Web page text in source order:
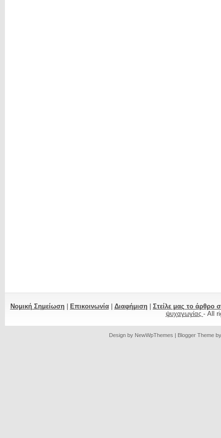
Νομική Σημείωση| Επικοινωνία| Διαφήμιση| Στείλε μας το άρθρο
ψυχαγωγίας - All
Design by NewWpThemes | Blogger Theme